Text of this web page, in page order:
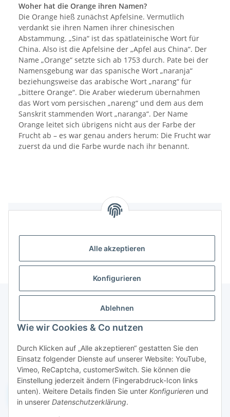
Alle akzeptieren
Konfigurieren
Ablehnen
Wie wir Cookies & Co nutzen
Durch Klicken auf „Alle akzeptieren“ gestatten Sie den
Einsatz folgender Dienste auf unserer Website: YouTube,
Vimeo, ReCaptcha, customerSwitch. Sie können die
Einstellung jederzeit ändern (Fingerabdruck-Icon links
unten). Weitere Details finden Sie unter Konfigurieren und
in unserer Datenschutzerklärung.
Woher hat die Orange ihren Namen?
Die Orange hieß zunächst Apfelsine. Vermutlich
verdankt sie ihren Namen ihrer chinesischen
Abstammung. „Sina“ ist das spätlateinische Wort für
China. Also ist die Apfelsine der „Apfel aus China“. Der
Name „Orange“ setzte sich ab 1753 durch. Pate bei der
Namensgebung war das spanische Wort „naranja“
beziehungsweise das arabische Wort „narang“ für
„bittere Orange“. Die Araber wiederum übernahmen
das Wort vom persischen „nareng“ und dem aus dem
Sanskrit stammenden Wort „naranga“. Der Name
Orange leitet sich übrigens nicht aus der Farbe der
Frucht ab – es war genau anders herum: Die Frucht war
zuerst da und die Farbe wurde nach ihr benannt.
Informationen
Gesetzliche Informationen
Widerruf einreichen